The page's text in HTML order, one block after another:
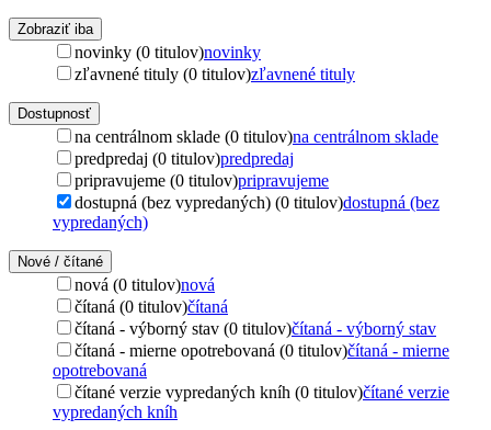
Zobraziť iba
novinky (0 titulov)novinky
zľavnené tituly (0 titulov)zľavnené tituly
Dostupnosť
na centrálnom sklade (0 titulov)na centrálnom sklade
predpredaj (0 titulov)predpredaj
pripravujeme (0 titulov)pripravujeme
dostupná (bez vypredaných) (0 titulov)dostupná (bez
vypredaných)
Nové / čítané
nová (0 titulov)nová
čítaná (0 titulov)čítaná
čítaná - výborný stav (0 titulov)čítaná - výborný stav
čítaná - mierne opotrebovaná (0 titulov)čítaná - mierne
opotrebovaná
čítané verzie vypredaných kníh (0 titulov)čítané verzie
vypredaných kníh